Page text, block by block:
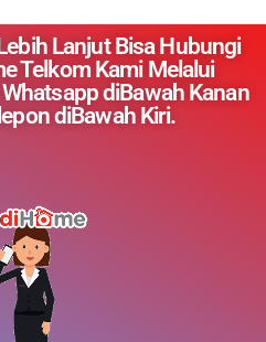
Lanjut Bisa Hubungi
Telkom Kami Melalui
diBawah Kanan
diBawah Kiri.